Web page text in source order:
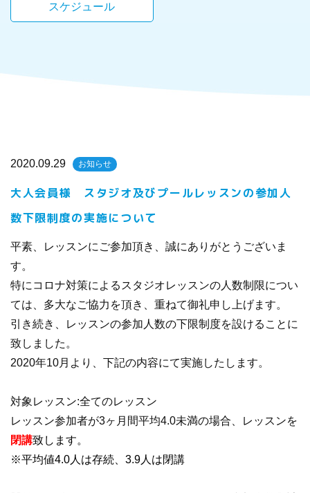
スケジュール
2020.09.29 お知らせ
大人会員様 スタジオ及びプールレッスンの参加人
数下限制度の実施について
平素、レッスンにご参加頂き、誠にありがとうございま
す。
特にコロナ対策によるスタジオレッスンの人数制限につい
ては、多大なご協力を頂き、重ねて御礼申し上げます。
引き続き、レッスンの参加人数の下限制度を設けることに
致しました。
2020年10月より、下記の内容にて実施したします。
対象レッスン:全てのレッスン
レッスン参加者が3ヶ月間平均4.0未満の場合、レッスンを
閉講致します。
※平均値4.0人は存続、3.9人は閉講